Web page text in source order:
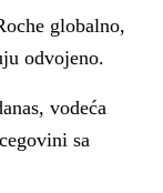
globalno,
odvojeno.
vodeća
sa